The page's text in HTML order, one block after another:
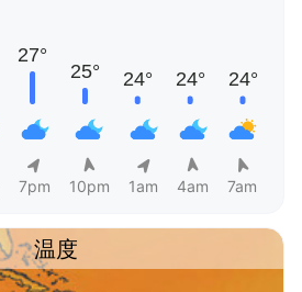
7pm 10pm 1am 4am 7am
温度